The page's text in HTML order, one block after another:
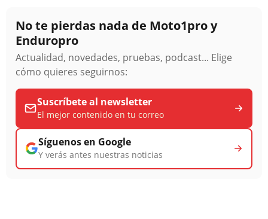
No te pierdas nada de Moto1pro y
Enduropro
Actualidad, novedades, pruebas, podcast... Elige
cómo quieres seguirnos:
Suscríbete al newsletter
El mejor contenido en tu correo
Síguenos en Google
Y verás antes nuestras noticias